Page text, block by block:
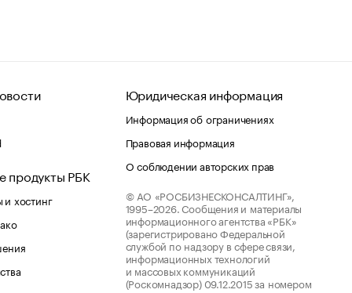
продукты РБК
хостинг
Юридическая информация
Информация об ограничениях
Правовая информация
О соблюдении авторских прав
© АО «РОСБИЗНЕСКОНСАЛТИНГ»,
1995–2026. Сообщения и материалы
информационного агентства «РБК»
(зарегистрировано Федеральной
службой по надзору в сфере связи,
информационных технологий
и массовых коммуникаций
(Роскомнадзор) 09.12.2015 за номером